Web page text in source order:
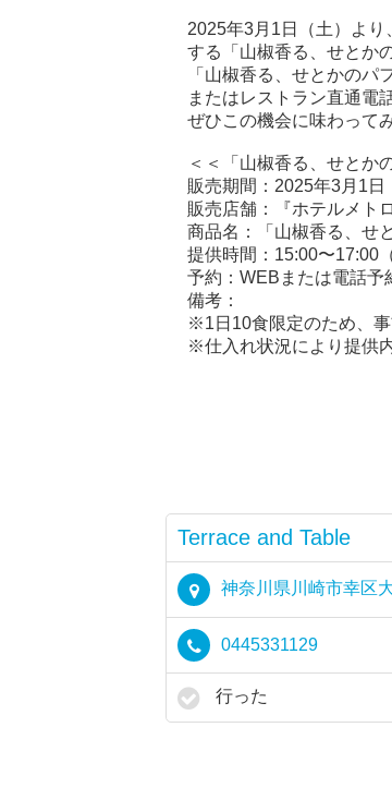
2025年3月1日（土）より
する「山椒香る、せとか
「山椒香る、せとかの
またはレストラン直通電
ぜひこの機会に味わって
＜＜「山椒香る、せとか
販売期間：2025年3月1日
販売店舗：『ホテルメト
商品名：「山椒香る、せ
提供時間：15:00〜17:00
予約：WEBまたは電話予
備考：
※1日10食限定のため、事
※仕入れ状況により提供
Terrace and Table
神奈川県川崎市幸区
0445331129
行った